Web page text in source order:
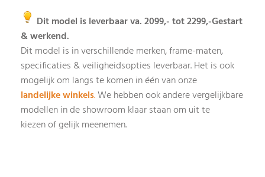
Dit model is leverbaar va. 2099,- tot 2299,-Gestart
& werkend.
Dit model is in verschillende merken, frame-maten,
specificaties & veiligheidsopties leverbaar. Het is ook
mogelijk om langs te komen in één van onze
landelijke winkels.We hebben ook andere vergelijkbare
modellen in de showroom klaar staan om uit te
kiezen of gelijk meenemen.